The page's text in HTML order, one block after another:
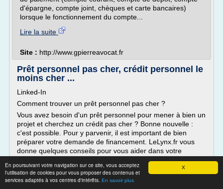
X
En poursuivant votre navigation sur ce site, vous acceptez
l'utilisation de cookies pour vous proposer des contenus et
services adaptés à vos centres d'intérêts. En savoir plus
d'épargne, compte joint, chèques et carte bancaires)
lorsque le fonctionnement du compte...
Lire la suite
Site : http://www.gpierreavocat.fr
Prêt personnel pas cher, crédit personnel le
moins cher ...
Linked-In
Comment trouver un prêt personnel pas cher ?
Vous avez besoin d'un prêt personnel pour mener à bien un
projet et cherchez un crédit pas cher ? Bonne nouvelle :
c'est possible. Pour y parvenir, il est important de bien
préparer votre demande de financement. LeLynx.fr vous
donne quelques conseils pour vous aider dans votre
Simuler son prêt personnel
Avant de vous...